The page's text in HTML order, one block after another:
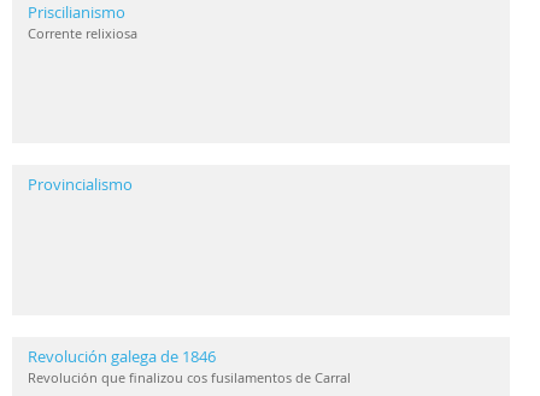
Priscilianismo
Corrente relixiosa
Provincialismo
Revolución galega de 1846
Revolución que finalizou cos fusilamentos de Carral